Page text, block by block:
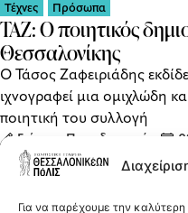
Για να παρέχουμε την καλύτερη
Τέχνες Πρόσωπα
ΤΑΖ: Ο ποιητικός
Θεσσαλονίκης
Ο Τάσος Ζαφειριάδης
ιχνογραφεί μια ομιχλώδη
ποιητική του συλλογή
Γιώργος Παπαδημητρίου
Θεσσαλονικείς δημιουργοί
Πρόσωπα της πόλης Συνεντεύξεις